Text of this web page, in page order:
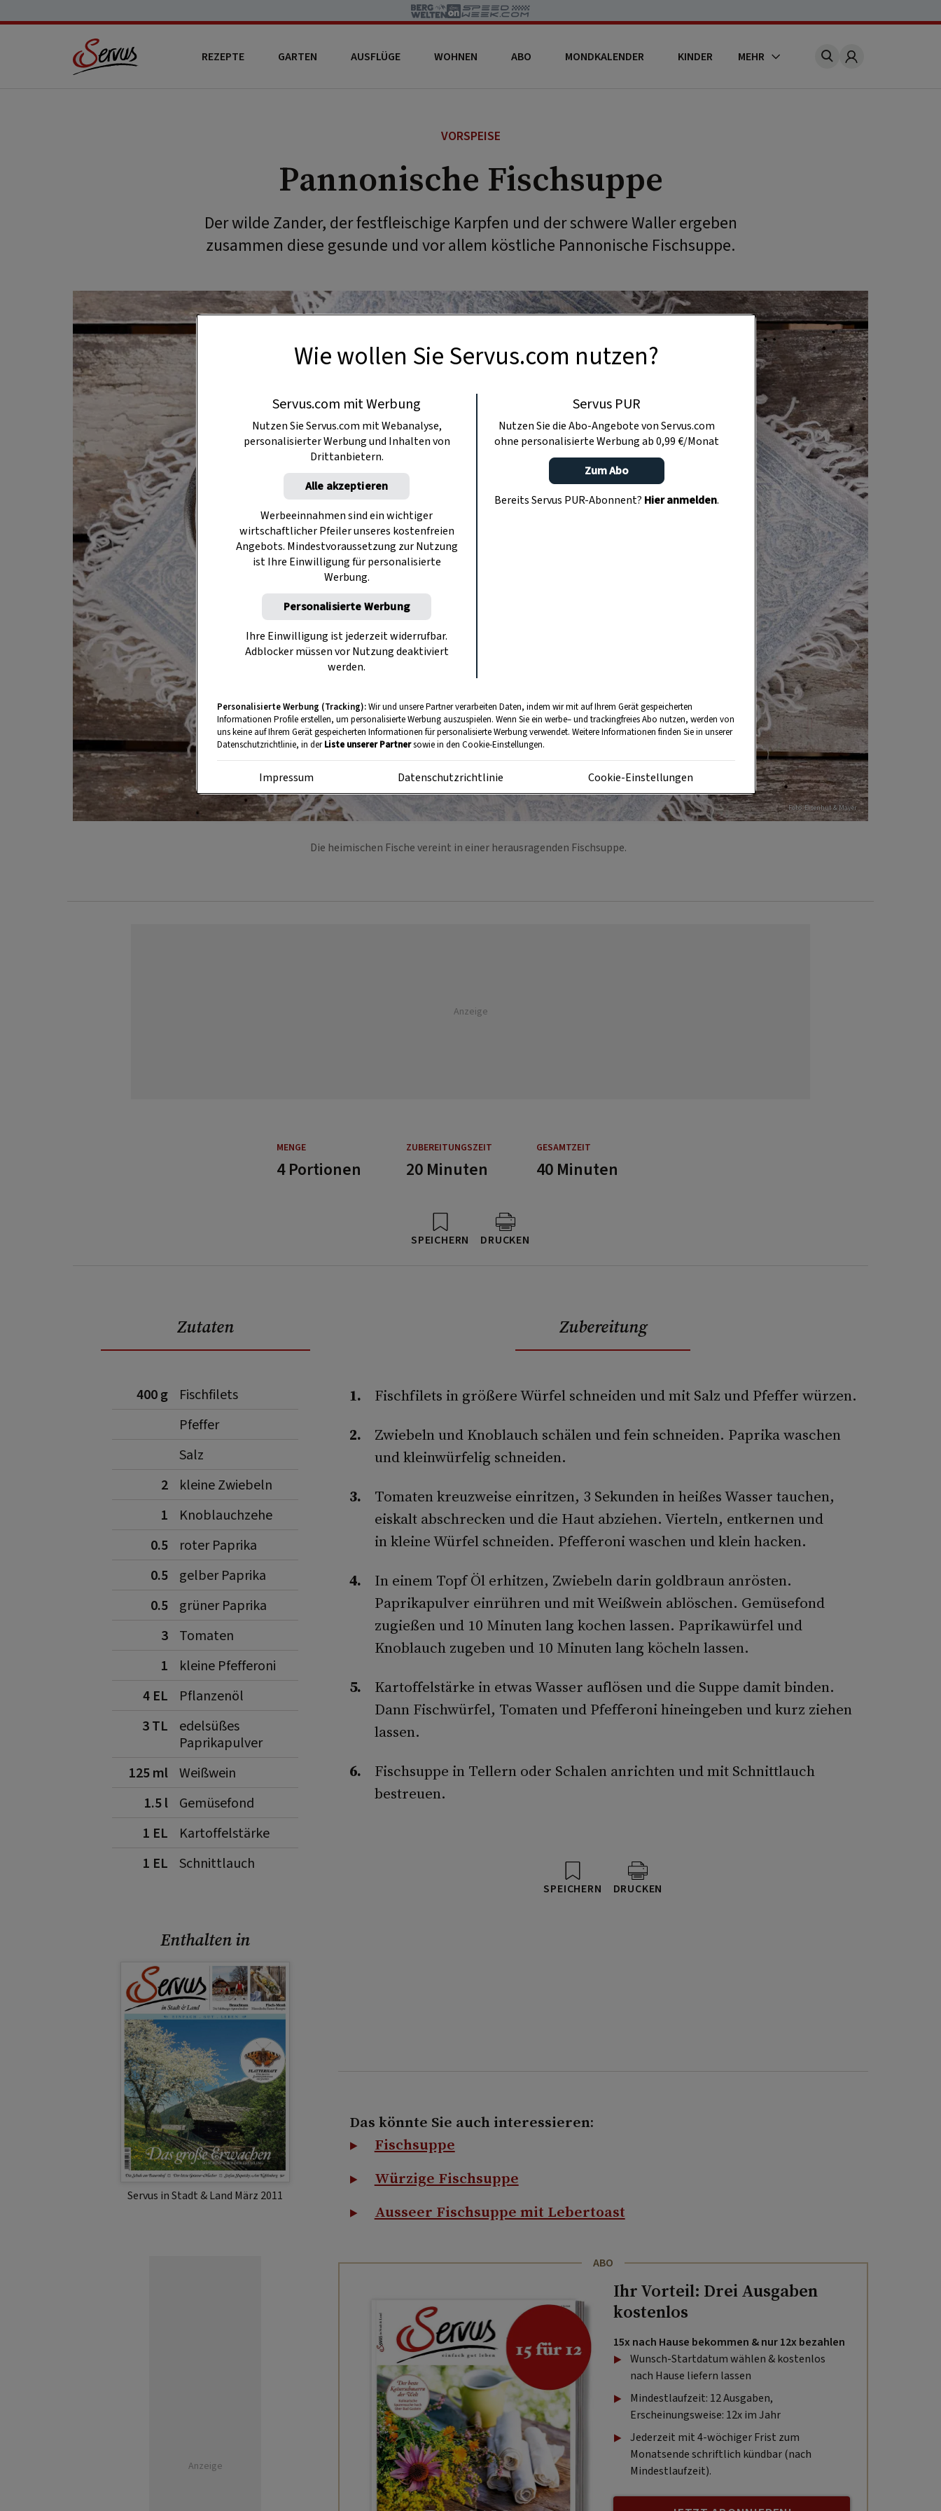
REZEPTE GARTEN AUSFLÜGE WOHNEN ABO MONDKALENDER KINDER MEHR Account
VORSPEISE
Pannonische Fischsuppe
Der wilde Zander, der festfleischige Karpfen und der schwere Waller ergeben
zusammen diese gesunde und vor allem köstliche Pannonische Fischsuppe.
Foto: Eisenhut & Mayer
Die heimischen Fische vereint in einer herausragenden Fischsuppe.
Anzeige
MENGE ZUBEREITUNGSZEIT GESAMTZEIT
4 Portionen 20 Minuten 40 Minuten
SPEICHERN DRUCKEN
Zutaten
400 g
Fischfilets
Pfeffer
Salz
2
kleine Zwiebeln
1
Knoblauchzehe
0.5
roter Paprika
0.5
gelber Paprika
0.5
grüner Paprika
3
Tomaten
1
kleine Pfefferoni
4 EL
Pflanzenöl
3 TL
edelsüßes
Paprikapulver
125 ml Weißwein
1.5 l
Gemüsefond
1 EL
Kartoffelstärke
1 EL
Schnittlauch
Enthalten in
Servus in Stadt & Land März 2011
Anzeige
Zubereitung
Fischfilets in größere Würfel schneiden und mit Salz und Pfeffer würzen.
Zwiebeln und Knoblauch schälen und fein schneiden. Paprika waschen
und kleinwürfelig schneiden.
Tomaten kreuzweise einritzen, 3 Sekunden in heißes Wasser tauchen,
eiskalt abschrecken und die Haut abziehen. Vierteln, entkernen und
in kleine Würfel schneiden. Pfefferoni waschen und klein hacken.
In einem Topf Öl erhitzen, Zwiebeln darin goldbraun anrösten.
Paprikapulver einrühren und mit Weißwein ablöschen. Gemüsefond
zugießen und 10 Minuten lang kochen lassen. Paprikawürfel und
Knoblauch zugeben und 10 Minuten lang köcheln lassen.
Kartoffelstärke in etwas Wasser auflösen und die Suppe damit binden.
Dann Fischwürfel, Tomaten und Pfefferoni hineingeben und kurz ziehen
lassen.
Fischsuppe in Tellern oder Schalen anrichten und mit Schnittlauch
bestreuen.
SPEICHERN DRUCKEN
Das könnte Sie auch interessieren:
Fischsuppe
Würzige Fischsuppe
Ausseer Fischsuppe mit Lebertoast
ABO
Ihr Vorteil: Drei Ausgaben
kostenlos
15x nach Hause bekommen & nur 12x bezahlen
Wunsch-Startdatum wählen & kostenlos
nach Hause liefern lassen
Mindestlaufzeit: 12 Ausgaben,
Erscheinungsweise: 12x im Jahr
Jederzeit mit 4-wöchiger Frist zum
Monatsende schriftlich kündbar (nach
Mindestlaufzeit).
Wie wollen Sie Servus.com nutzen?
Servus.com mit Werbung
Nutzen Sie Servus.com mit Webanalyse,
personalisierter Werbung und Inhalten von
Drittanbietern.
Alle akzeptieren
Werbeeinnahmen sind ein wichtiger
wirtschaftlicher Pfeiler unseres kostenfreien
Angebots. Mindestvoraussetzung zur Nutzung
ist Ihre Einwilligung für personalisierte
Werbung.
Personalisierte Werbung
Ihre Einwilligung ist jederzeit widerrufbar.
Adblocker müssen vor Nutzung deaktiviert
werden.
Servus PUR
Nutzen Sie die Abo-Angebote von Servus.com
ohne personalisierte Werbung ab 0,99 €/Monat
Zum Abo
Bereits Servus PUR-Abonnent? Hier anmelden.
Personalisierte Werbung (Tracking):Wir und unsere Partner verarbeiten Daten, indem wir mit auf Ihrem Gerät gespeicherten
Informationen Profile erstellen, um personalisierte Werbung auszuspielen. Wenn Sie ein werbe– und trackingfreies Abo nutzen, werden von
uns keine auf Ihrem Gerät gespeicherten Informationen für personalisierte Werbung verwendet. Weitere Informationen finden Sie in unserer
Datenschutzrichtlinie, in derListe unserer Partnersowie in den Cookie-Einstellungen.
Impressum Datenschutzrichtlinie Cookie-Einstellungen